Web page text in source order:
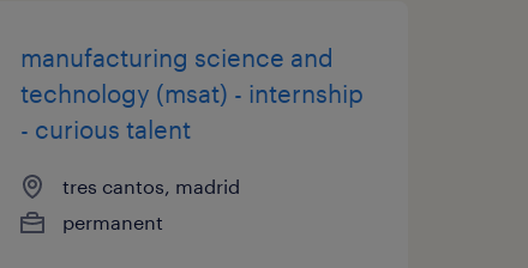
manufacturing science and
technology (msat) - internship
- curious talent
tres cantos, madrid
permanent